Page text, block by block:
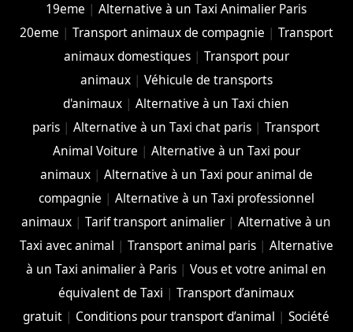
19eme |Alternative à un Taxi Animalier Paris
20eme | Transport animaux de compagnie | Transport
animaux domestiques| Transport pour
animaux| Véhicule de transports
d'animaux |Alternative à un Taxi chien
paris |Alternative à un Taxi chat paris |Transport
Animal Voiture | Alternative à un Taxi pour
animaux| Alternative à un Taxi pour animal de
compagnie | Alternative à un Taxi professionnel
animaux |Tarif transport animalier |Alternative à un
Taxi avec animal | Transport animal paris| Alternative
à un Taxi animalier à Paris |Vous et votre animal en
équivalent de Taxi |Transport d’animaux
gratuit | Conditions pour transport d’animal |Société